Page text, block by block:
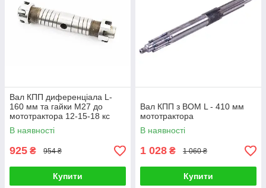
Вал КПП диференціала L-
160 мм та гайки М27 до
мототрактора 12-15-18 кс
В наявності
925 ₴ 954 ₴
Купити
Вал КПП з ВОМ L - 410 мм
мототрактора
В наявності
1 028 ₴ 1 060 ₴
Купити